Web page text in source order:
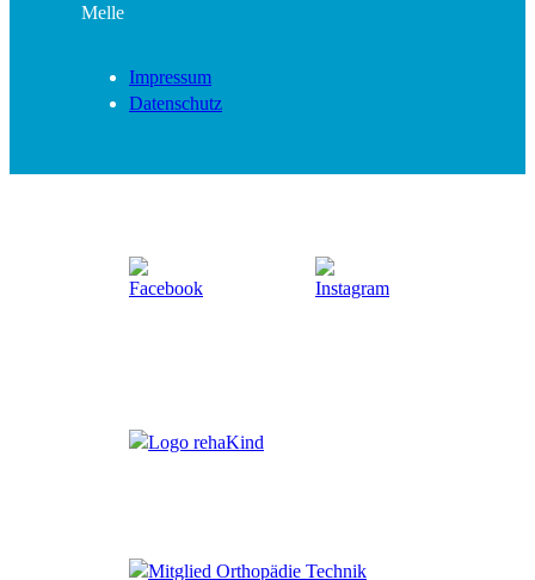
Melle
Impressum
Datenschutz